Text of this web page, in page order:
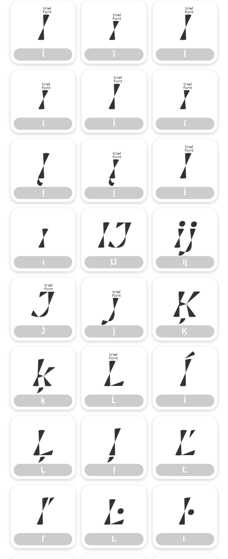
Ĩ ĩ
ĩ
Ī
ī
ī
Ĭ ĭ
ĭ
Į į
į
İ
ı
ı
Ĳ
Ĳ
ĳ
ĳ
Ĵ
Ĵ
ĵ
ĵ
Ķ
Ķ
ķ
ķ
Ĺ
Ĺ
ĺ
Ļ
Ļ
ļ Ľ
Ľ
ľ
ľ
Ŀ
Ŀ
ŀ
ŀ